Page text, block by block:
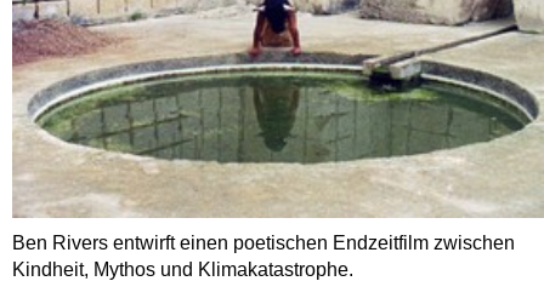
Ben Rivers entwirft einen poetischen Endzeitfilm zwischen
Kindheit, Mythos und Klimakatastrophe.